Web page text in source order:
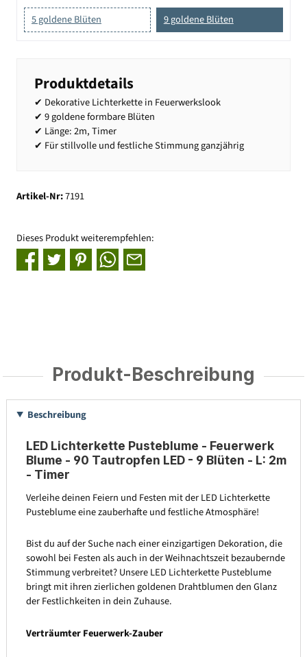
5 goldene Blüten 9 goldene Blüten
Produktdetails
✔ Dekorative Lichterkette in Feuerwerkslook
✔ 9 goldene formbare Blüten
✔ Länge: 2m, Timer
✔ Für stillvolle und festliche Stimmung ganzjährig
Artikel-Nr:7191
Dieses Produkt weiterempfehlen:
Produkt-Beschreibung
Beschreibung
LED Lichterkette Pusteblume - Feuerwerk
Blume - 90 Tautropfen LED - 9 Blüten - L: 2m
- Timer
Verleihe deinen Feiern und Festen mit der LED Lichterkette
Pusteblume eine zauberhafte und festliche Atmosphäre!
Bist du auf der Suche nach einer einzigartigen Dekoration, die
sowohl bei Festen als auch in der Weihnachtszeit bezaubernde
Stimmung verbreitet? Unsere LED Lichterkette Pusteblume
bringt mit ihren zierlichen goldenen Drahtblumen den Glanz
der Festlichkeiten in dein Zuhause.
Verträumter Feuerwerk-Zauber